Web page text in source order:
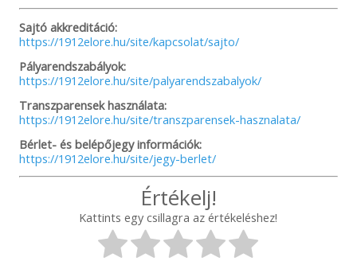
Sajtó akkreditáció:
https://1912elore.hu/site/kapcsolat/sajto/
Pályarendszabályok:
https://1912elore.hu/site/palyarendszabalyok/
Transzparensek használata:
https://1912elore.hu/site/transzparensek-hasznalata/
Bérlet- és belépőjegy információk:
https://1912elore.hu/site/jegy-berlet/
Értékelj!
Kattints egy csillagra az értékeléshez!